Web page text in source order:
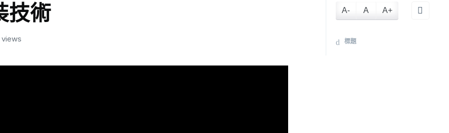
技術
views
A- A A+
標題